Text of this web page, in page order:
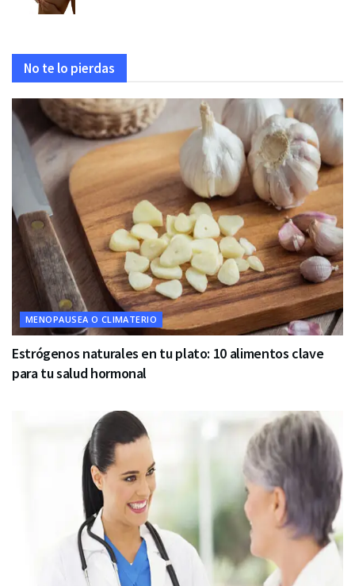
No te lo pierdas
MENOPAUSEA O CLIMATERIO
Estrógenos naturales en tu plato: 10 alimentos clave
para tu salud hormonal